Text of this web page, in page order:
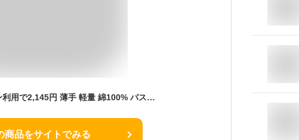
＼終了間際／クーポン利用で2,145円 薄手 軽量 綿100% バスローブ ママ ワンオペ 乾きやすい 風呂上がり バスタオル レディース 吸水 秋冬 冬 真冬 カシュクール タオル地 綿 コットン 七分袖 パイル 出産祝い 人気 ルームウェア sale spring summer
商品をサイトでみる